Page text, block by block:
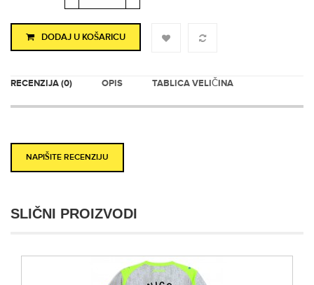
DODAJ U KOŠARICU
RECENZIJA (0) OPIS TABLICA VELIČINA
NAPIŠITE RECENZIJU
SLIČNI PROIZVODI